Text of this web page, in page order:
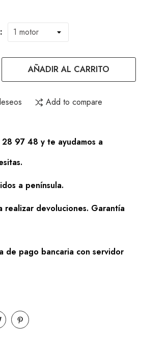
AÑADIR AL CARRITO
Add to compare
97 48 y te ayudamos a
a península.
realizar devoluciones. Garantía
de pago bancaria con servidor